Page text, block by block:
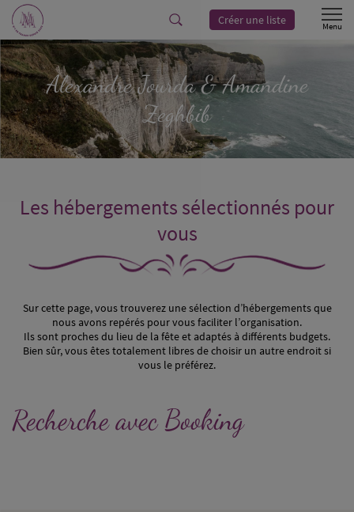
Créer une liste
AlexandreJourda& Amandine
Zeghbib
Les hébergements sélectionnés pour
vous
Sur cette page, vous trouverez une sélection d’hébergements que
nous avons repérés pour vous faciliter l’organisation.
Ils sont proches du lieu de la fête et adaptés à différents budgets.
Bien sûr, vous êtes totalement libres de choisir un autre endroit si
vous le préférez.
Recherche avec Booking